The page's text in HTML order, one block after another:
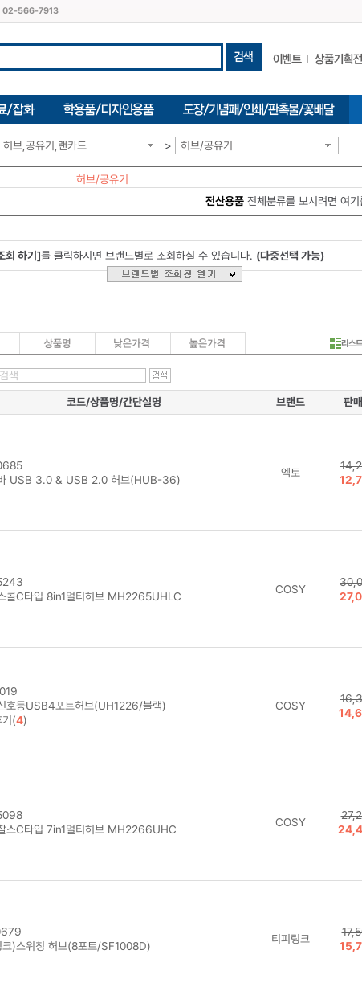
02-566-7913
허브,공유기,랜카드 > 허브/공유기
허브/공유기
전산용품전체분류를 보시려면 여기
회 하기]를 클릭하시면 브랜드별로 조회하실 수 있습니다. (다중선택 가능)
리스
코드/상품명/간단설명 브랜드 판
USB 3.0 & USB 2.0 허브(HUB-36)
엑토
콜C타입 8in1멀티허브 MH2265UHLC
COSY
호등USB4포트허브(UH1226/블랙)
기(4)
COSY
스C타입 7in1멀티허브 MH2266UHC
COSY
크)스위칭 허브(8포트/SF1008D)
티피링크